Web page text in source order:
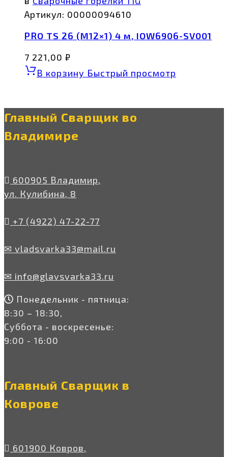
Артикул: 00000094610
PRO TS 26 (М12×1) 4 м, IOW6906-SV001
7 221,00 ₽
В корзину Быстрый просмотр
Главный Сварщик во
Владимире
600905 Владимир,
ул. Кулибина, 8
+7 (4922) 47-22-77
✉ vladsvarka33@mail.ru
✉ info@glavsvarka33.ru
Понедельник - пятница:
8:30 – 18:30,
Суббота - воскресенье:
9:00 - 16:00
Главный Сварщик в
Коврове
601900 Ковров,